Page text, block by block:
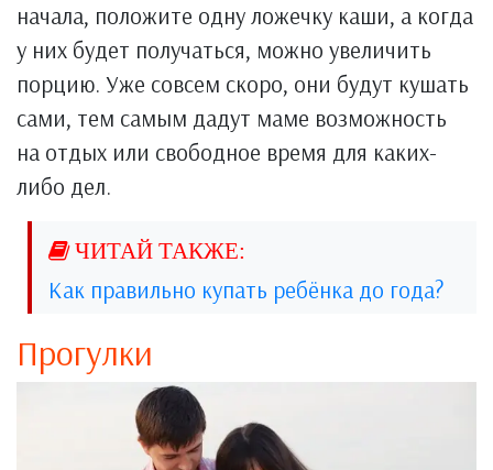
начала, положите одну ложечку каши, а когда
у них будет получаться, можно увеличить
порцию. Уже совсем скоро, они будут кушать
сами, тем самым дадут маме возможность
на отдых или свободное время для каких-
либо дел.
Как правильно купать ребёнка до года?
Прогулки